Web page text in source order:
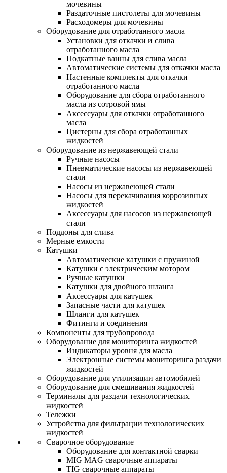
мочевины
Раздаточные пистолеты для мочевины
Расходомеры для мочевины
Оборудование для отработанного масла
Установки для откачки и слива
отработанного масла
Подкатные ванны для слива масла
Автоматические системы для откачки масла
Настенные комплекты для откачки
отработанного масла
Оборудование для сбора отработанного
масла из сотровой ямы
Аксессуары для откачки отработанного
масла
Цистерны для сбора отработанных
жидкостей
Оборудование из нержавеющей стали
Ручные насосы
Пневматические насосы из нержавеющей
стали
Насосы из нержавеющей стали
Насосы для перекачивания коррозивных
жидкостей
Аксессуары для насосов из нержавеющей
стали
Поддоны для слива
Мерные емкости
Катушки
Автоматические катушки с пружиной
Катушки с электрическим мотором
Ручные катушки
Катушки для двойного шланга
Аксессуары для катушек
Запасные части для катушек
Шланги для катушек
Фитинги и соединения
Компоненты для трубопровода
Оборудование для мониторинга жидкостей
Индикаторы уровня для масла
Электронные системы мониторинга раздачи
жидкостей
Оборудование для утилизации автомобилей
Оборудование для смешивания жидкостей
Терминалы для раздачи технологических
жидкостей
Тележки
Устройства для фильтрации технологических
жидкостей
Сварочное оборудование
Оборудование для контактной сварки
MIG MAG сварочные аппараты
TIG сварочные аппараты